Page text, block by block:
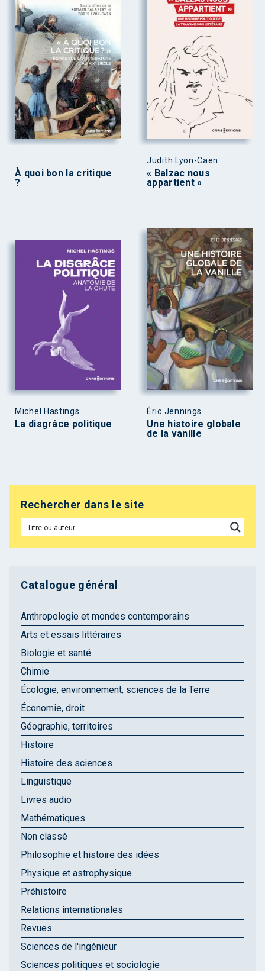
À quoi bon la critique
?
Judith Lyon-Caen
« Balzac nous
appartient »
Michel Hastings
La disgrâce politique
Éric Jennings
Une histoire globale
de la vanille
Rechercher dans le site
Catalogue général
Anthropologie et mondes contemporains
Arts et essais littéraires
Biologie et santé
Chimie
Écologie, environnement, sciences de la Terre
Économie, droit
Géographie, territoires
Histoire
Histoire des sciences
Linguistique
Livres audio
Mathématiques
Non classé
Philosophie et histoire des idées
Physique et astrophysique
Préhistoire
Relations internationales
Revues
Sciences de l'ingénieur
Sciences politiques et sociologie